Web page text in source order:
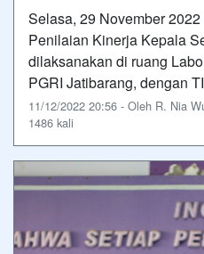
Selasa, 29 November
Penilaian Kinerja Kepala
dilaksanakan di ruang
PGRI Jatibarang, dengan
11/12/2022 20:56 - Oleh R. Nia
1486 kali